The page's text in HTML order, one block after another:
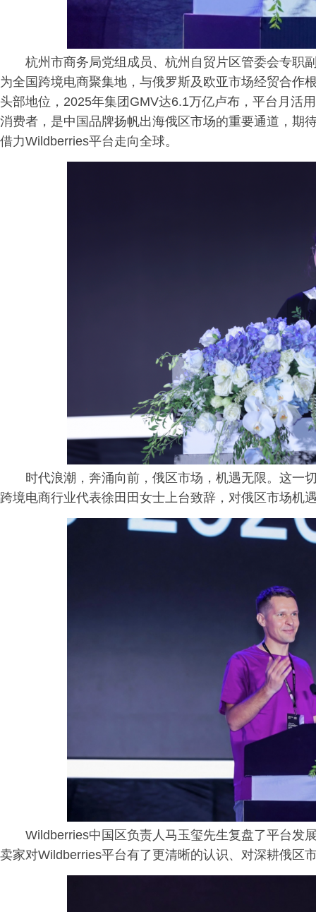
杭州市商务局党组成员、杭州自贸片区管委会专职
为全国跨境电商聚集地，与俄罗斯及欧亚市场经贸合作
头部地位，2025年集团GMV达6.1万亿卢布，平台月活
消费者，是中国品牌扬帆出海俄区市场的重要通道，期
借力Wildberries平台走向全球。
时代浪潮，奔涌向前，俄区市场，机遇无限。这一
跨境电商行业代表徐田田女士上台致辞，对俄区市场机
Wildberries中国区负责人马玉玺先生复盘了平台发
卖家对Wildberries平台有了更清晰的认识、对深耕俄区